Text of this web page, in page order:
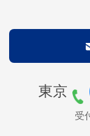
東京
受